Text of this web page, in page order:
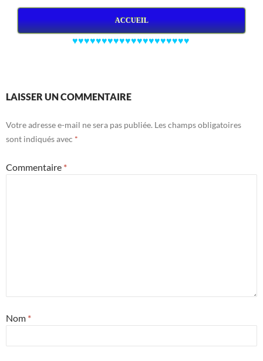
ACCUEIL
♥♥♥♥♥♥♥♥♥♥♥♥♥♥♥♥♥♥♥♥
LAISSER UN COMMENTAIRE
Votre adresse e-mail ne sera pas publiée. Les champs obligatoires
sont indiqués avec *
Commentaire *
Nom *